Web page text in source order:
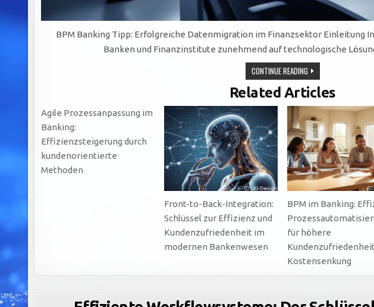
BPM Banking Tipp: Erfolgreiche Datenmigration im Finanzsektor Einleitung
Banken und Finanzinstitute zunehmend auf technologische
CONTINUE READINGERFOLGREICHE
DATENMIGRATION
IM
FINANZSEKTOR:
STRATEGIEN
UND
HERAUSFORDERUNGEN
MEISTERN
Related Articles
Agile Prozessanpassung im
Banking:
Effizienzsteigerung durch
kundenorientierte
Methoden
Front-to-Back-Integration:
Schlüssel zur Effizienz und
Kundenzufriedenheit im
modernen Bankenwesen
BPM im Banking:
für höhere
Kostensenkung